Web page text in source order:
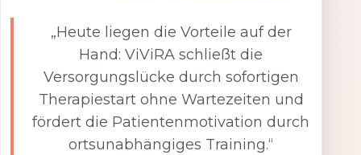
„Heute liegen die Vorteile auf der
Hand: ViViRA schließt die
Versorgungslücke durch sofortigen
Therapiestart ohne Wartezeiten und
fördert die Patientenmotivation durch
ortsunabhängiges Training.“